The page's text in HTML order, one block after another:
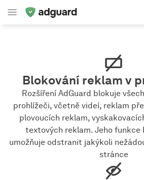
Blokování reklam v
Rozšíření AdGuard blokuje
prohlížeči, včetně videí, reklam
plovoucích reklam,
textových reklam. Jeho funkce
umožňuje odstranit jakýkoli
stránce